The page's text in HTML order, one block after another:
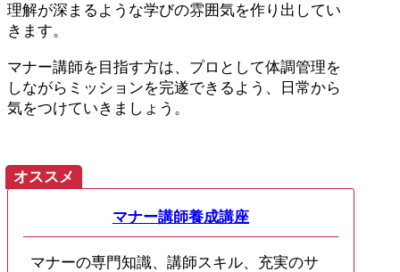
理解が深まるような学びの雰囲気を作り出してい
きます。
マナー講師を目指す方は、プロとして体調管理を
しながらミッションを完遂できるよう、日常から
気をつけていきましょう。
オススメ
マナー講師養成講座
マナーの専門知識、講師スキル、充実のサ